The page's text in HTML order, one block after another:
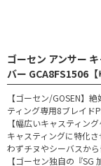
ゴーセン アンサー
バー GCA8FS1506
【ゴーセン/GOSEN】
ティング専用8ブレイド
【幅広いキャスティン
キャスティングに特化
わずチヌやシーバスか
【ゴーセン独自の『SG